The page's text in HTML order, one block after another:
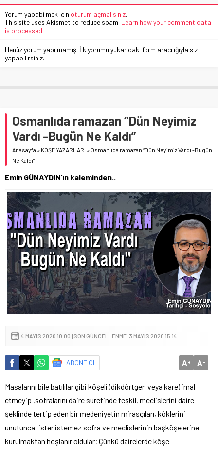
Yorum yapabilmek için oturum açmalısınız.
This site uses Akismet to reduce spam. Learn how your comment data
is processed.
Henüz yorum yapılmamış. İlk yorumu yukarıdaki form aracılığıyla siz
yapabilirsiniz.
Osmanlıda ramazan “Dün Neyimiz
Vardı -Bugün Ne Kaldı”
Anasayfa » KÖŞE YAZARLARI » Osmanlıda ramazan “Dün Neyimiz Vardı -Bugün
Ne Kaldı”
Emin GÜNAYDIN’ın kaleminden..
4 MAYIS 2020 10:00 | SON GÜNCELLENME: 3 MAYIS 2020 15:14
ABONE OL A+ A-
Masalarını bile batılılar gibi köşeli (dikdörtgen veya kare) imal
etmeyip ,sofralarını daire suretinde teşkil, meclislerini daire
şeklinde tertip eden bir medeniyetin mirasçıları, köklerini
unutunca, ister istemez sofra ve meclislerinin başköşelerine
kurulmaktan hoşlanır oldular; Çünkü dairelerde köşe